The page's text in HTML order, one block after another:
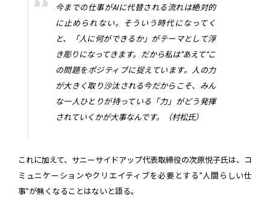
今までの仕事がAIに代替される流れは絶対的
に止められない。そういう時代になってく
と、「人に何ができるか」がテーマとして浮
き彫りになってきます。だから私は”あえて”こ
の問題をポジティブに捉えています。人の力
が大きく取り沙汰される今だからこそ、みん
な一人ひとりが持っている「力」がどう発揮
されていくかが大事なんです。（村松氏）
これに加えて、サニーサイドアップ代表取締役の次原悦子氏は、コ
ミュニケーションやクリエイティブを必要とする”人間らしい仕
事”が無くなることはないと語る。